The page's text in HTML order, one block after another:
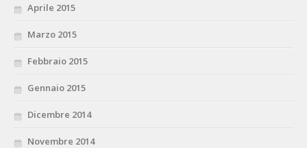
Aprile 2015
Marzo 2015
Febbraio 2015
Gennaio 2015
Dicembre 2014
Novembre 2014